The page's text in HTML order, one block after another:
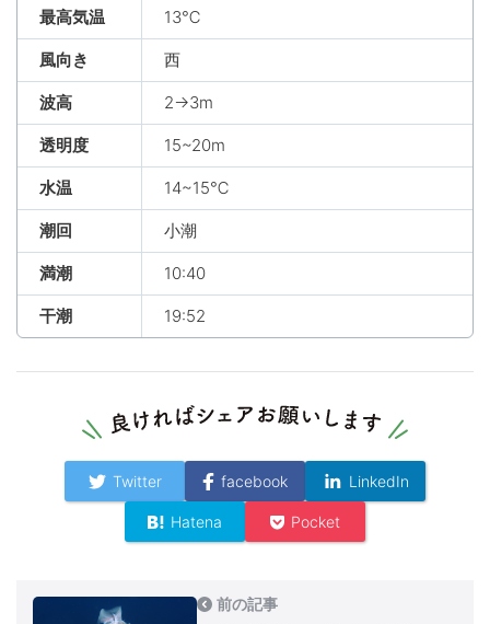
最高気温 13℃
風向き 西
波高 2→3m
透明度 15~20m
水温 14~15℃
潮回 小潮
満潮 10:40
干潮 19:52
Twitter facebook LinkedIn
Hatena Pocket
前の記事